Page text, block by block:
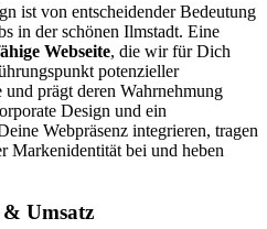
ist von entscheidender Bedeutung
in der schönen Ilmstadt. Eine
Webseite, die wir für Dich
potenzieller
prägt deren Wahrnehmung
Design und ein
Webpräsenz integrieren, tragen
Markenidentität bei und heben
Umsatz